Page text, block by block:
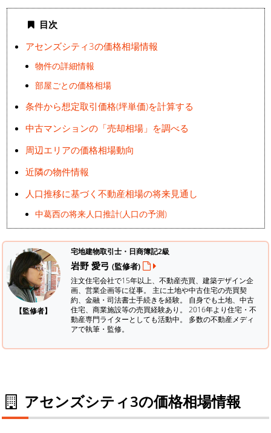
目次
アセンズシティ3の価格相場情報
物件の詳細情報
部屋ごとの価格相場
条件から想定取引価格(坪単価)を計算する
中古マンションの「売却相場」を調べる
周辺エリアの価格相場動向
近隣の物件情報
人口推移に基づく不動産相場の将来見通し
中葛西の将来人口推計(人口の予測)
【監修者】
宅地建物取引士・日商簿記2級
岩野 愛弓 (監修者)
注文住宅会社で15年以上、不動産売買、建築デザイン企
画、営業企画等に従事。 主に土地や中古住宅の売買契
約、金融・司法書士手続きを経験。 自身でも土地、中古
住宅、商業施設等の売買経験あり。 2016年より住宅・不
動産専門ライターとしても活動中。 多数の不動産メディ
アで執筆・監修。
アセンズシティ3の価格相場情報